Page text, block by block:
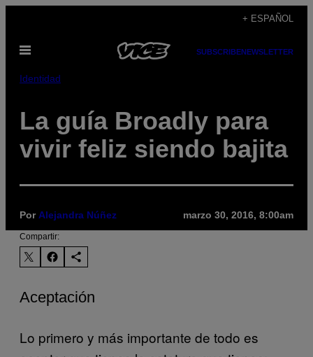
contenido
+ ESPAÑOL
Abrir
SUBSCRIBENEWSLETTER
Identidad
La guía Broadly para
vivir feliz siendo bajita
Por Alejandra Núñez marzo 30, 2016, 8:00am
Compartir:
Aceptación
Lo primero y más importante de todo es